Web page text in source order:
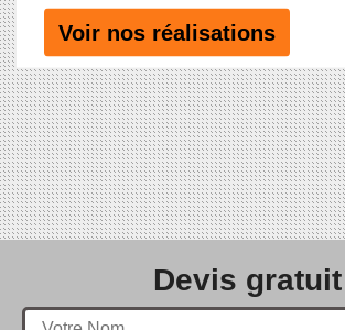
Voir nos réalisations
Devis gratuit